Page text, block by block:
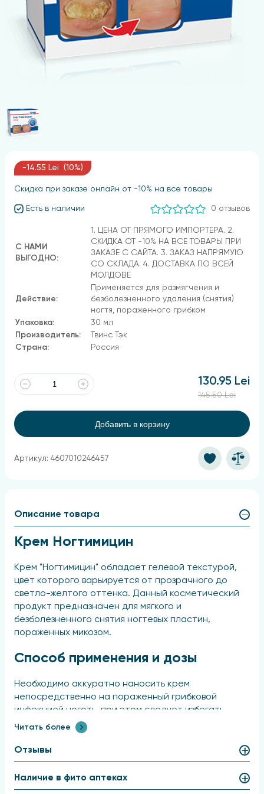
-14.55 Lei (10%)
Скидка при заказе онлайн от -10% на все товары
Есть в наличии 0 отзывов
С НАМИ
ВЫГОДНО:
1. ЦЕНА ОТ ПРЯМОГО ИМПОРТЕРА. 2.
СКИДКА ОТ -10% НА ВСЕ ТОВАРЫ ПРИ
ЗАКАЗЕ С САЙТА. 3. ЗАКАЗ НАПРЯМУЮ
СО СКЛАДА. 4. ДОСТАВКА ПО ВСЕЙ
МОЛДОВЕ
Действие:
Применяется для размягчения и
безболезненного удаления (снятия)
ногтя, пораженного грибком
Упаковка:
30 мл
Производитель:
Твинс Тэк
Страна:
Россия
130.95 Lei
145.50 Lei
Добавить в корзину
Артикул: 4607010246457
Описание товара
Крем Ногтимицин
Крем "Ногтимицин" обладает гелевой текстурой,
цвет которого варьируется от прозрачного до
светло-желтого оттенка. Данный косметический
продукт предназначен для мягкого и
безболезненного снятия ногтевых пластин,
пораженных микозом.
Способ применения и дозы
Необходимо аккуратно наносить крем
непосредственно на пораженный грибковой
инфекцией ноготь, при этом следует избегать
попадания средства на здоровую кожу,
окружающую ногтевую пластину.
Показания
Для обработки ногтей, пораженных грибком.
Читать более
Отзывы
Наличие в фито аптеках